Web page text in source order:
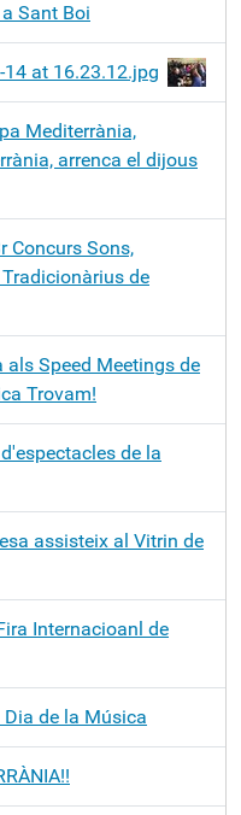
Sant Boi
at 16.23.12.jpg
Mediterrània,
arrenca el dijous
Concurs Sons,
de
Speed Meetings de
Trovam!
de la
assisteix al Vitrin de
Internacioanl de
de la Música